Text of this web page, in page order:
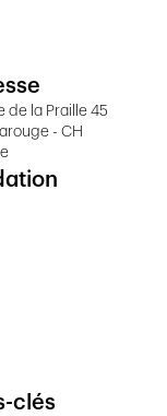
de la Praille 45
- CH
clés